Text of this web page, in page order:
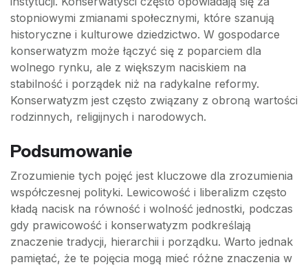
stopniowymi zmianami społecznymi, które szanują
historyczne i kulturowe dziedzictwo. W gospodarce
konserwatyzm może łączyć się z poparciem dla
wolnego rynku, ale z większym naciskiem na
stabilność i porządek niż na radykalne reformy.
Konserwatyzm jest często związany z obroną wartości
rodzinnych, religijnych i narodowych.
Podsumowanie
Zrozumienie tych pojęć jest kluczowe dla zrozumienia
współczesnej polityki. Lewicowość i liberalizm często
kładą nacisk na równość i wolność jednostki, podczas
gdy prawicowość i konserwatyzm podkreślają
znaczenie tradycji, hierarchii i porządku. Warto jednak
pamiętać, że te pojęcia mogą mieć różne znaczenia w